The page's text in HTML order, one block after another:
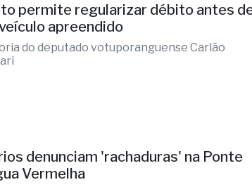
permite regularizar débito antes
apreendido
do deputado votuporanguense Carlão
denunciam 'rachaduras' na Ponte
Vermelha